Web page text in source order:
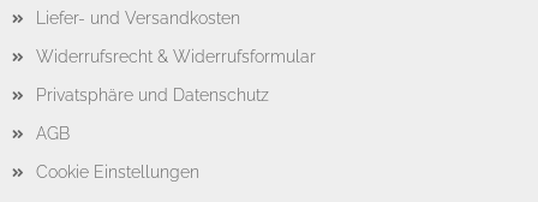
Liefer- und Versandkosten
Widerrufsrecht & Widerrufsformular
Privatsphäre und Datenschutz
AGB
Cookie Einstellungen